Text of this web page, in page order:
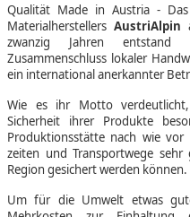
Qualität Made in Austria -
Materialherstellers AustriAlpin
zwanzig Jahren
Zusammenschluss lokaler
ein international anerkannter
Wie es ihr Motto
Sicherheit ihrer Produkte
Produktionsstätte nach wie
zeiten und Transportwege
Region gesichert werden können.
Um für die Umwelt etwas